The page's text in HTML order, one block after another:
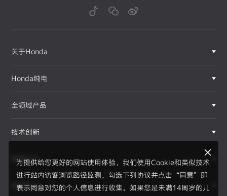
为提供给您更好的网站使用体验，我们使用Cookie和类似技术
进行站内访客浏览路径监测，勾选下列协议并点击“同意”即
表示同意对您的个人信息进行收集。如果您是未满14周岁的儿
关于Honda
Honda纯电
全领域产品
技术创新
赛事运动
新闻资讯